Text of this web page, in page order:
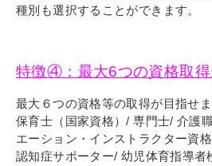
種別も選択することができます。
特徴④：最大6つの資格取得
最大６つの資格等の取得が目指せま
保育士（国家資格）/ 専門士/ 介護
エーション・インストラクター資
認知症サポーター/ 幼児体育指導者